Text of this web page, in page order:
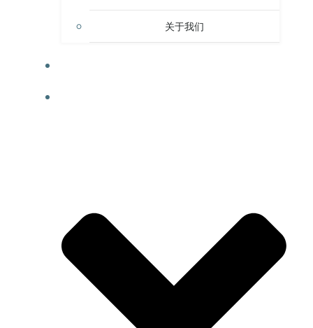
关于我们